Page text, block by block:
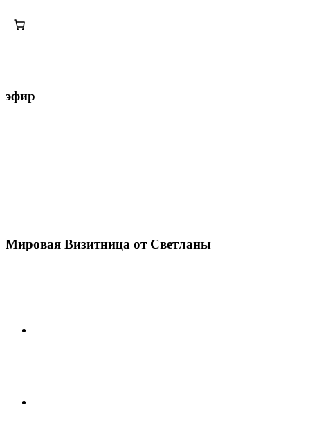
эфир
Мировая Визитница от Светланы